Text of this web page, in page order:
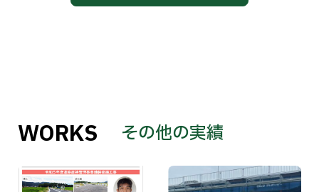
WORKS その他の実績